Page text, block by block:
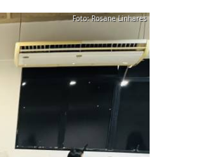
Foto: Rosane Linhares